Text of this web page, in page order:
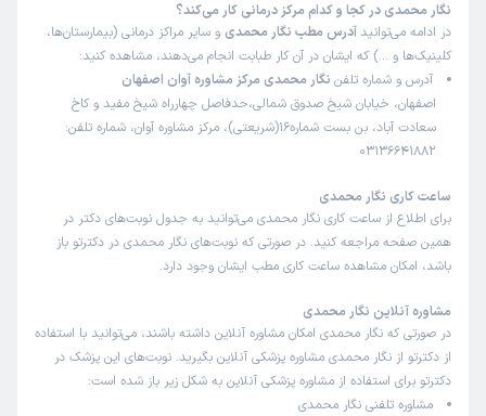
نگار محمدی در کجا و کدام مرکز درمانی کار می‌کند؟
در ادامه می‌توانید آدرس مطب نگار محمدی و سایر مراکز درمانی (بیمارستان‌ها،
کلینیک‌ها و …) که ایشان در آن کار طبابت انجام می‌دهند، مشاهده کنید:
آدرس و شماره تلفن نگار محمدی مرکز مشاوره آوان اصفهان
اصفهان، خیابان شیخ صدوق شمالی،حدفاصل چهارراه شیخ مفید و کاخ
سعادت آباد، بن بست شماره16(شریعتی)، مرکز مشاوره آوان، شماره تلفن:
03136641882
ساعت کاری نگار محمدی
برای اطلاع از ساعت کاری نگار محمدی می‌توانید به جدول نوبت‌های دکتر در
همین صفحه مراجعه کنید. در صورتی که نوبت‌های نگار محمدی در دکترتو باز
باشد، امکان مشاهده ساعت کاری مطب ایشان وجود دارد.
مشاوره آنلاین نگار محمدی
در صورتی که نگار محمدی امکان مشاوره آنلاین داشته باشند، می‌توانید با استفاده
از دکترتو از نگار محمدی مشاوره پزشکی آنلاین بگیرید. نوبت‌های این پزشک در
دکترتو برای استفاده از مشاوره پزشکی آنلاین به شکل زیر باز شده است:
مشاوره تلفنی نگار محمدی